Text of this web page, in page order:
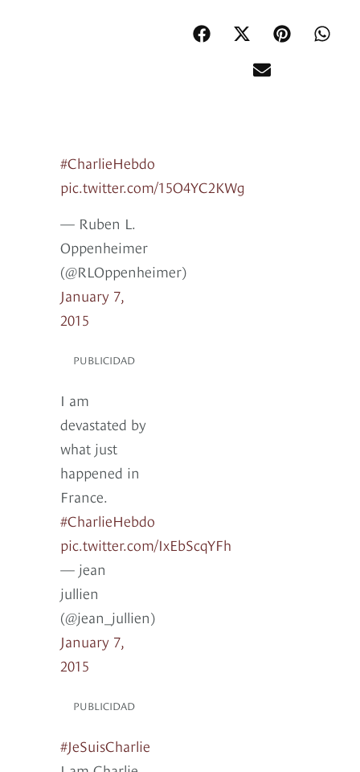
#CharlieHebdo
pic.twitter.com/15O4YC2KWg
— Ruben L.
Oppenheimer
(@RLOppenheimer)
January 7,
2015
PUBLICIDAD
I am
devastated by
what just
happened in
France.
#CharlieHebdo
pic.twitter.com/IxEbScqYFh
— jean
jullien
(@jean_jullien)
January 7,
2015
PUBLICIDAD
#JeSuisCharlie